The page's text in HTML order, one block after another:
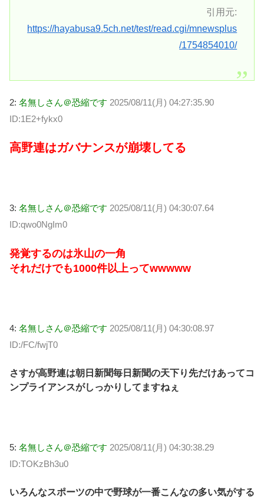
引用元:
https://hayabusa9.5ch.net/test/read.cgi/mnewsplus
/1754854010/
2: 名無しさん＠恐縮です 2025/08/11(月) 04:27:35.90
ID:1E2+fykx0
高野連はガバナンスが崩壊してる
3: 名無しさん＠恐縮です 2025/08/11(月) 04:30:07.64
ID:qwo0NgIm0
発覚するのは氷山の一角
それだけでも1000件以上ってwwwww
4: 名無しさん＠恐縮です 2025/08/11(月) 04:30:08.97
ID:/FC/fwjT0
さすが高野連は朝日新聞毎日新聞の天下り先だけあってコ
ンプライアンスがしっかりしてますねぇ
5: 名無しさん＠恐縮です 2025/08/11(月) 04:30:38.29
ID:TOKzBh3u0
いろんなスポーツの中で野球が一番こんなの多い気がする